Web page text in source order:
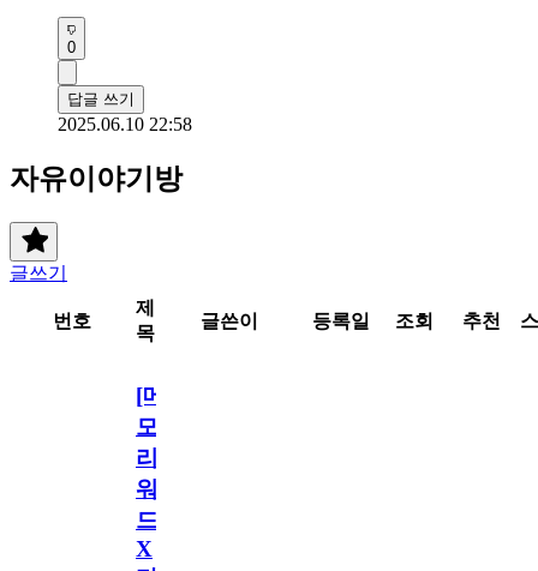
0
답글 쓰기
2025.06.10 22:58
자유이야기방
글쓰기
번호
제
목
글쓴이 등록일 조회 추천
[메
모
리
워
드
X